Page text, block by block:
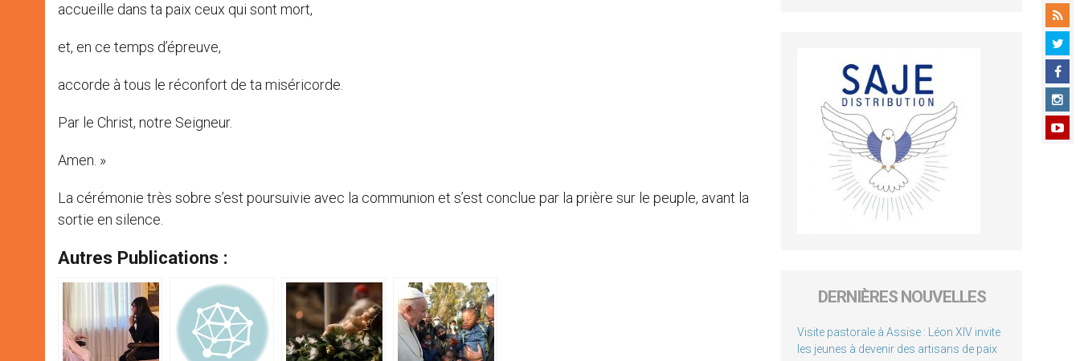
accueille dans ta paix ceux qui sont mort,
et, en ce temps d’épreuve,
accorde à tous le réconfort de ta miséricorde.
Par le Christ, notre Seigneur.
Amen. »
La cérémonie très sobre s’est poursuivie avec la communion et s’est conclue par la prière sur le peuple, avant la
sortie en silence.
Autres Publications :
DERNIÈRES NOUVELLES
Visite pastorale à Assise : Léon XIV invite
les jeunes à devenir des artisans de paix